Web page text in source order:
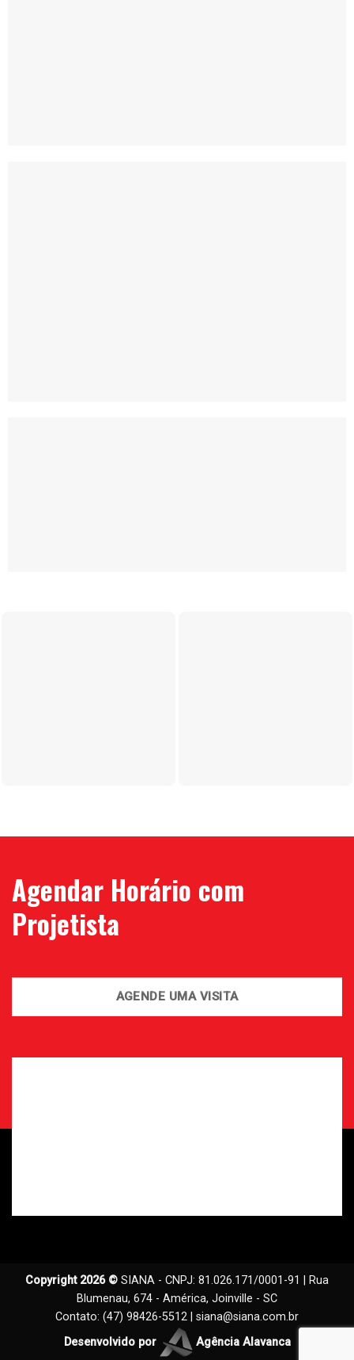
Agendar Horário com
Projetista
AGENDE UMA VISITA
Copyright 2026 © SIANA - CNPJ: 81.026.171/0001-91 | Rua
Blumenau, 674 - América, Joinville - SC
Contato: (47) 98426-5512 | siana@siana.com.br
Desenvolvido por
Agência Alavanca